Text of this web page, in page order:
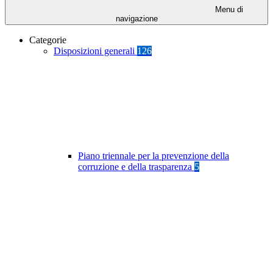
Menu di
navigazione
Categorie
Disposizioni generali 126
Piano triennale per la prevenzione della
corruzione e della trasparenza 5